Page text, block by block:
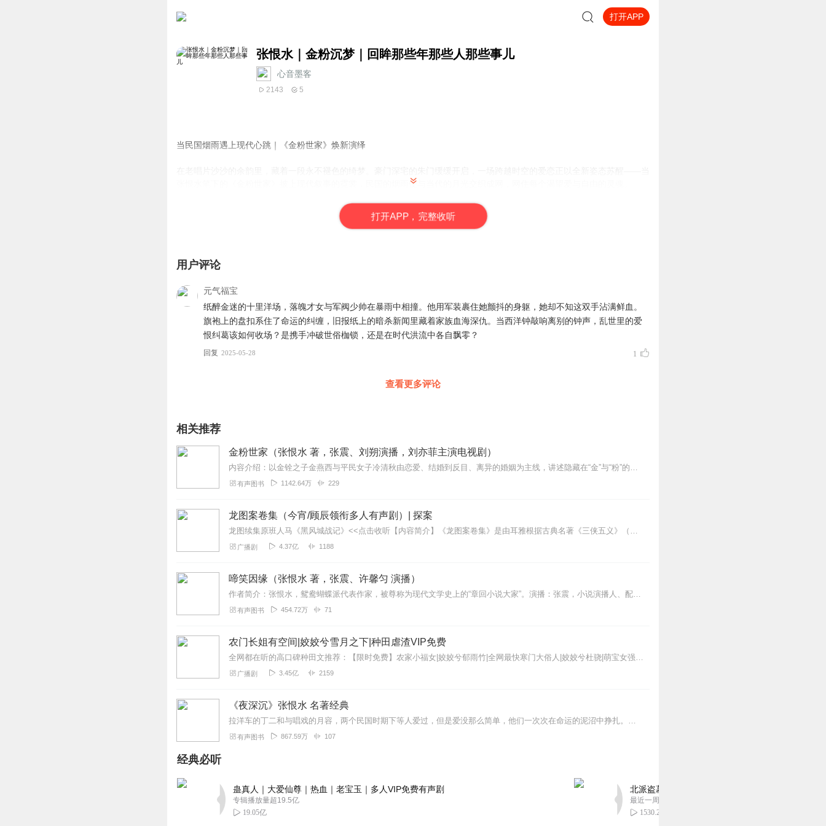
打开APP
张恨水｜金粉沉梦｜回眸那些年那些人那些事儿
心音墨客
2143 5
当民国烟雨遇上现代心跳｜《金粉世家》焕新演绎
张恨水笔下的《金粉世家》披上现代叙事的霓裳，民国的烟雨便与当代的月光交织成网，网住每个渴望爱与自由的灵魂。
我们重新打磨了金燕西与冷清秋的故事，用细腻如丝的现代笔触，勾勒出爱情的炽热与现实的冰冷。在快节奏的叙事中，豪门
兴衰如走马灯般流转，而纯粹的心动、无奈的抉择，却像深夜里不灭的星子，直抵人心最柔软处。
在字里行间看见自己的影子。无论是爱情的困境，还是理想与现实的拉扯，都将在这场文学盛宴中，绽放出令人动容的光彩。
打开APP，完整收听
用户评论
元气福宝
纸醉金迷的十里洋场，落魄才女与军阀少帅在暴雨中相撞。他用军装裹住她颤抖的身躯，她却不知这双手沾满鲜血。
旗袍上的盘扣系住了命运的纠缠，旧报纸上的暗杀新闻里藏着家族血海深仇。当西洋钟敲响离别的钟声，乱世里的爱
恨纠葛该如何收场？是携手冲破世俗枷锁，还是在时代洪流中各自飘零？
回复 2025-05-28 1
查看更多评论
相关推荐
金粉世家（张恨水 著，张震、刘朔演播，刘亦菲主演电视剧）
内容介绍：以金铨之子金燕西与平民女子冷清秋由恋爱、结婚到反目、离异的婚姻为主线，讲述隐藏在“金”与“粉”的背后，飘摇岁月中的一部豪门家族兴衰史。经典电视剧《金粉...
有声图书 1142.64万 229
龙图案卷集（今宵/顾辰领衔多人有声剧）| 探案
龙图续集原班人马《黑风城战记》<<点击收听【内容简介】《龙图案卷集》是由耳雅根据古典名著《三侠五义》（又叫七五）改编所写的网络小说，主要讲述的是鼠（白玉堂）...
广播剧 4.37亿 1188
啼笑因缘（张恨水 著，张震、许馨匀 演播）
作者简介：张恨水，鸳鸯蝴蝶派代表作家，被尊称为现代文学史上的“章回小说大家”。演播：张震，小说演播人、配音演员、配音导演。为中央广播电视总台、北京广播电视台录制...
有声图书 454.72万 71
农门长姐有空间|姣姣兮雪月之下|种田虐渣VIP免费
全网都在听的高口碑种田文推荐：【限时免费】农家小福女|姣姣兮郁雨竹|全网最快寒门大俗人|姣姣兮杜骁|萌宝女强古言爽文魏晋干饭人未删减全网最快|农家小福...
广播剧 3.45亿 2159
《夜深沉》张恨水 名著经典
拉洋车的丁二和与唱戏的月容，两个民国时期下等人爱过，但是爱没那么简单，他们一次次在命运的泥沼中挣扎。丁二和爱漂亮杨月容，但是她被宋信生诱骗，被赵司令当玩物，他们...
有声图书 867.59万 107
经典必听
蛊真人｜大爱仙尊｜热血｜老宝玉｜多人VIP免费有声剧
专辑播放量超19.5亿
19.05亿
北派盗墓笔记丨头陀渊出品丨悬疑灵异丨摸金校尉
最近一周更新
1530.20万